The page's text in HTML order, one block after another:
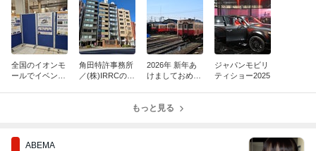
全国のイオンモ
ールでイベント
角田特許事務所
／(株)IRRCの移
2026年 新年あ
けましておめで
ジャパンモビリ
ティショー2025
もっと見る
ABEMA